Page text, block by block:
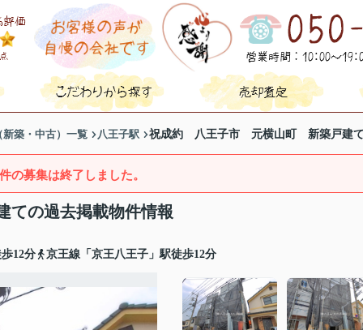
築・中古）一覧 八王子駅 祝成約 八王子市 元横山町 新築戸建
の募集は終了しました。
の過去掲載物件情報
12分 京王線「京王八王子」駅徒歩12分